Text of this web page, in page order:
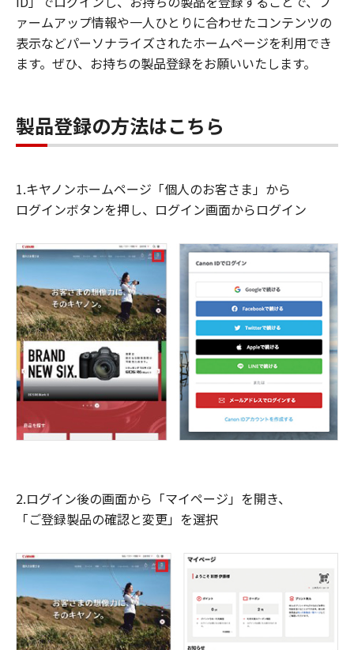
ァームアップ情報や一人ひとりに合わせたコンテンツの
表示などパーソナライズされたホームページを利用でき
ます。ぜひ、お持ちの製品登録をお願いいたします。
製品登録の方法はこちら
1.キヤノンホームページ「個人のお客さま」から
ログインボタンを押し、ログイン画面からログイン
2.ログイン後の画面から「マイページ」を開き、
「ご登録製品の確認と変更」を選択